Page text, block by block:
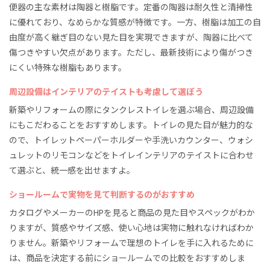
便器の主な素材は陶器と樹脂です。定番の陶器は耐久性と清掃性
に優れており、なめらかな質感が特徴です。一方、樹脂は加工の自
由度が高く継ぎ目のない見た目を実現できますが、陶器に比べて
傷つきやすい欠点があります。ただし、最新技術により傷がつき
にくい特殊な樹脂もあります。
周辺設備はインテリアのテイストも考慮して選ぼう
新築やリフォームの際にタンクレストイレを選ぶ場合、周辺設備
にもこだわることをおすすめします。トイレの見た目が魅力的な
ので、トイレットペーパーホルダーや手洗いカウンター、ウォシ
ュレットのリモコンなどをトイレインテリアのテイストに合わせ
て選ぶと、統一感を出せますよ。
ショールームで実物を見て判断するのがおすすめ
カタログやメーカーのHPを見ると商品の見た目やスペックがわか
りますが、質感やサイズ感、使い心地は実物に触れなければわか
りません。新築やリフォームで理想のトイレを手に入れるために
は、商品を決定する前にショールームでの比較をおすすめしま